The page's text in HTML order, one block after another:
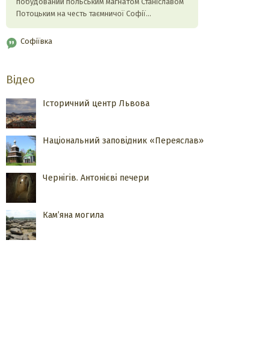
Потоцьким на честь таємничої Софії…
Софіївка
Відео
Історичний центр Львова
Національний заповідник «Переяслав»
Чернігів. Антонієві печери
Кам’яна могила